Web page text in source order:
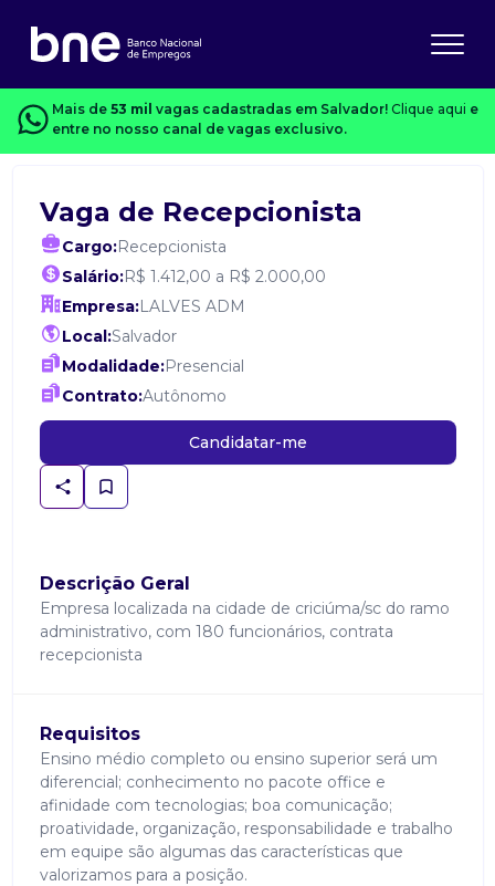
Mais de 53 mil vagas cadastradas em Salvador! Clique aqui e
entre no nosso canal de vagas exclusivo.
Vaga de Recepcionista
Cargo:Recepcionista
Salário:R$ 1.412,00 a R$ 2.000,00
Empresa:LALVES ADM
Local:Salvador
Modalidade:Presencial
Contrato:Autônomo
Candidatar-me
Descrição Geral
Empresa localizada na cidade de criciúma/sc do ramo
administrativo, com 180 funcionários, contrata
recepcionista
Requisitos
Ensino médio completo ou ensino superior será um
diferencial; conhecimento no pacote office e
afinidade com tecnologias; boa comunicação;
proatividade, organização, responsabilidade e trabalho
em equipe são algumas das características que
valorizamos para a posição.